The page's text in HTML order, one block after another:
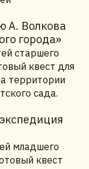
А. Волкова
города»
старшего
квест для
территории
сада.
младшего
квест